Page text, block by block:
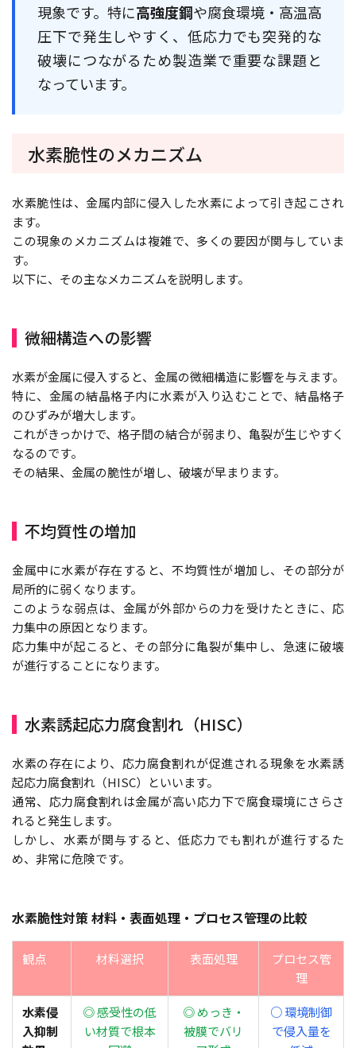
現象です。特に高強度鋼や腐食環境・高温高
圧下で発生しやすく、低応力でも突発的な
破壊につながるため製造業で重要な課題と
なっています。
水素脆性のメカニズム
水素脆性は、金属内部に侵入した水素によって引き起こされ
ます。
この現象のメカニズムは複雑で、多くの要因が関与していま
す。
以下に、その主なメカニズムを説明します。
微細構造への影響
水素が金属に侵入すると、金属の微細構造に影響を与えます。
特に、金属の結晶格子内に水素が入り込むことで、結晶格子
のひずみが増大します。
これがきっかけで、格子間の結合が弱まり、亀裂が生じやすく
なるのです。
その結果、金属の脆性が増し、破壊が早まります。
不均質性の増加
金属中に水素が存在すると、不均質性が増加し、その部分が
局所的に弱くなります。
このような弱点は、金属が外部からの力を受けたときに、応
力集中の原因となります。
応力集中が起こると、その部分に亀裂が集中し、急速に破壊
が進行することになります。
水素誘起応力腐食割れ（HISC）
水素の存在により、応力腐食割れが促進される現象を水素誘
起応力腐食割れ（HISC）といいます。
通常、応力腐食割れは金属が高い応力下で腐食環境にさらさ
れると発生します。
しかし、水素が関与すると、低応力でも割れが進行するた
め、非常に危険です。
水素脆性対策 材料・表面処理・プロセス管理の比較
観点 材料選択 表面処理
プロセス管
理
水素侵
入抑制
◎ 感受性の低
い材質で根本
◎ めっき・
被膜でバリ
○ 環境制御
で侵入量を